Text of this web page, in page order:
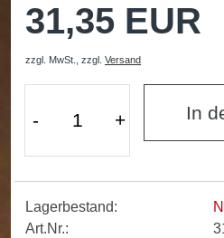
31,35 EUR
zzgl. MwSt., zzgl. Versand
- + In
Lagerbestand:
Art.Nr.: